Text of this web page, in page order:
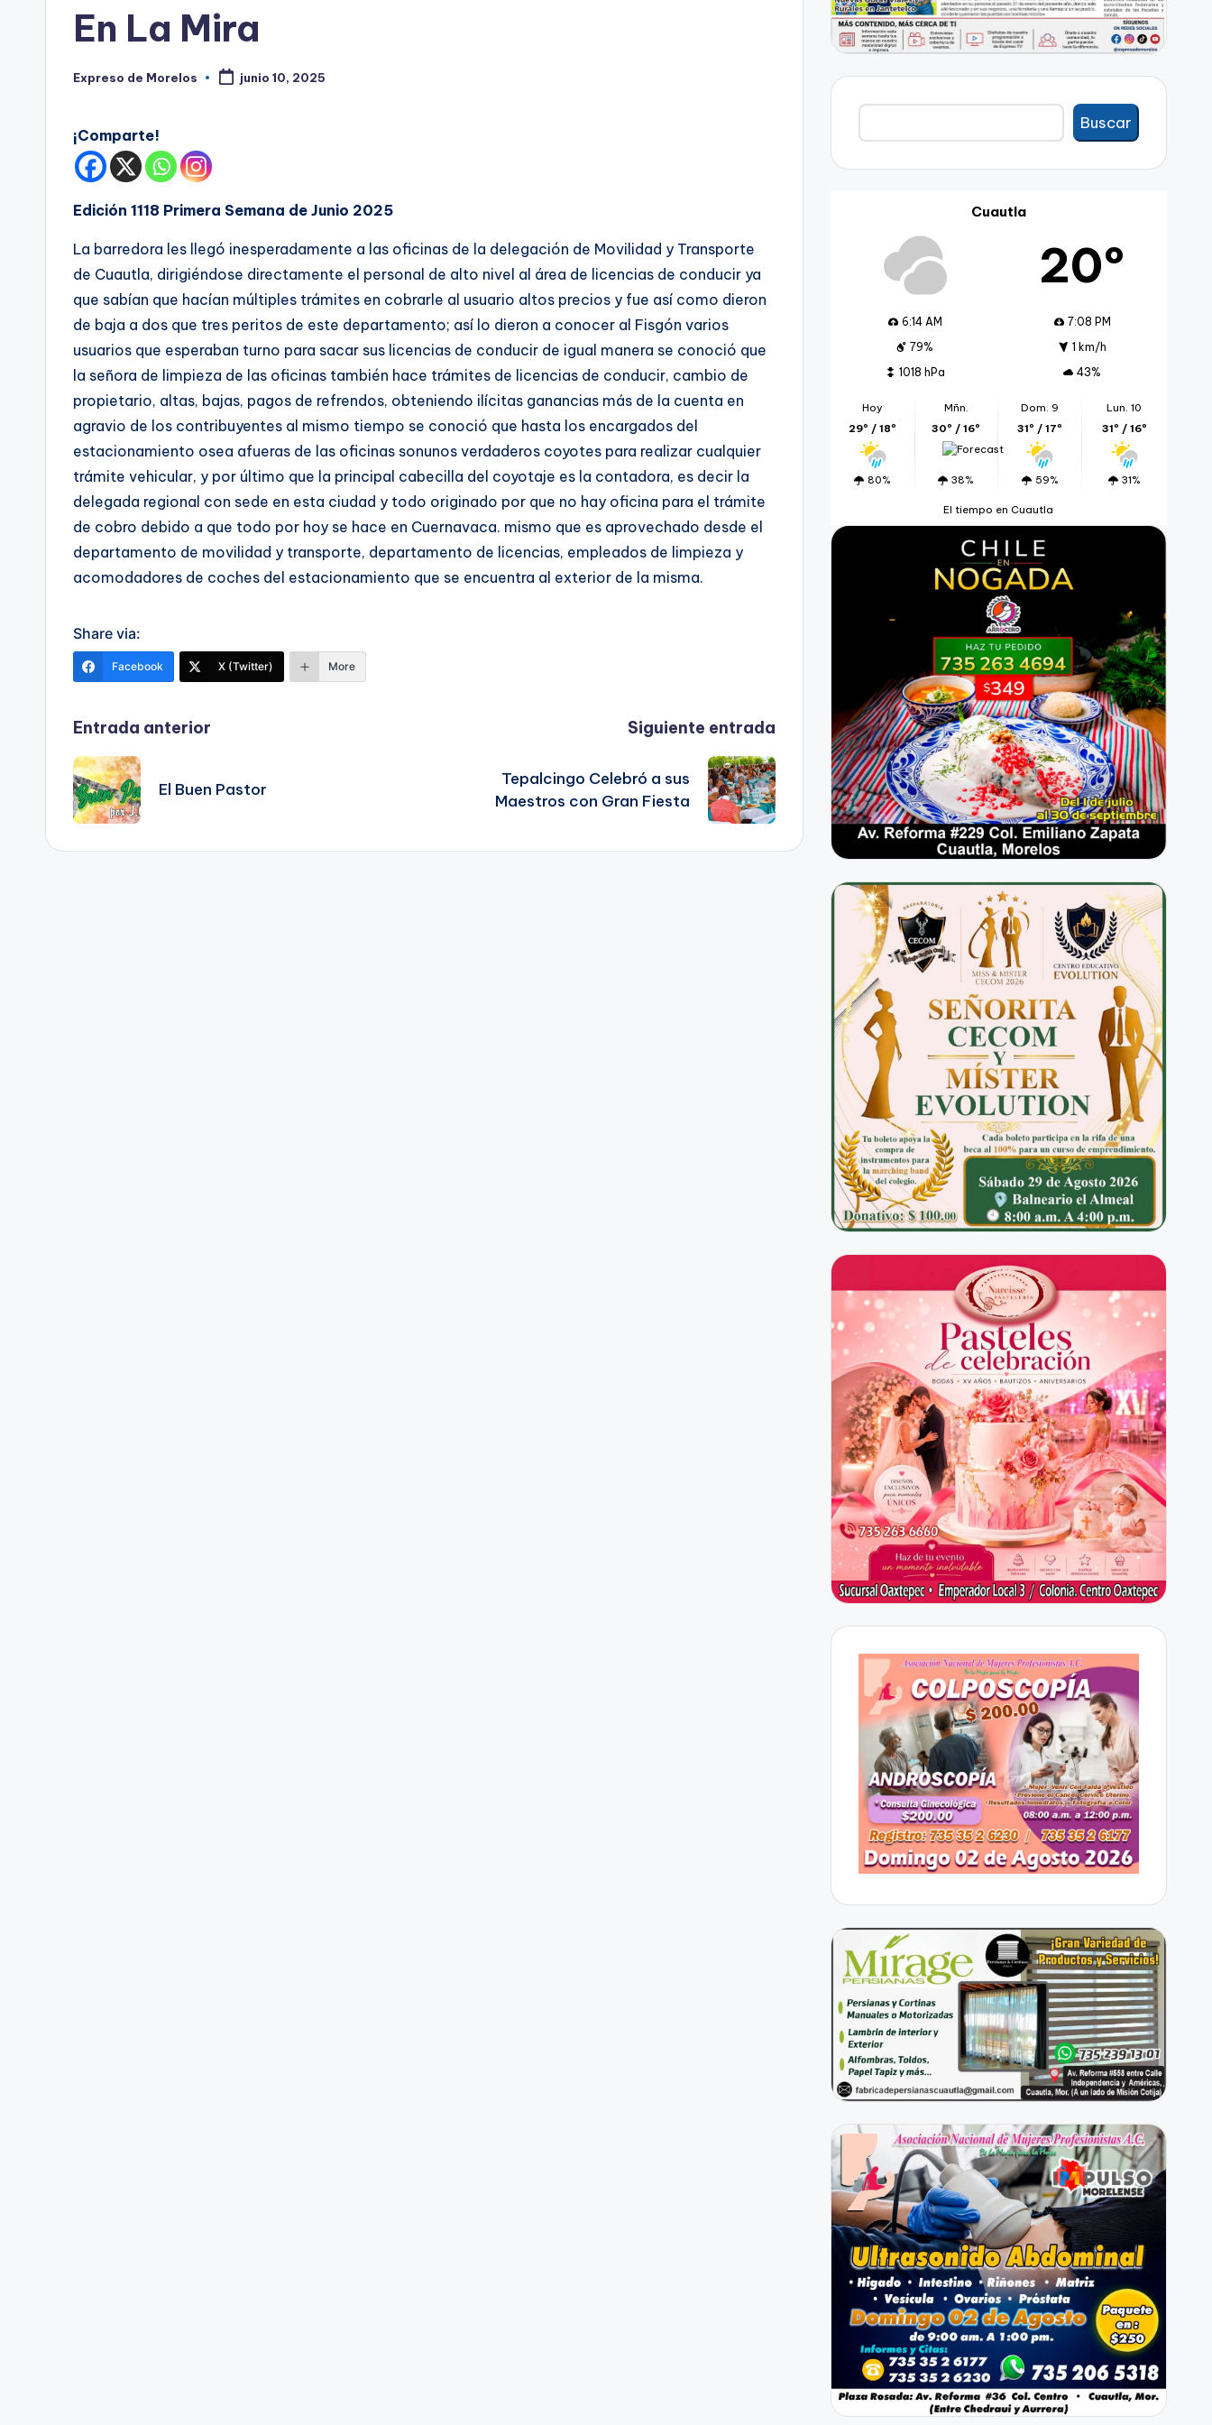
En La Mira
Publicado
Expreso de Morelos junio 10, 2025
¡Comparte!
Edición 1118 Primera Semana de Junio 2025
La barredora les llegó inesperadamente a las oficinas de la delegación de Movilidad y Transporte
de Cuautla, dirigiéndose directamente el personal de alto nivel al área de licencias de conducir ya
que sabían que hacían múltiples trámites en cobrarle al usuario altos precios y fue así como dieron
de baja a dos que tres peritos de este departamento; así lo dieron a conocer al Fisgón varios
usuarios que esperaban turno para sacar sus licencias de conducir de igual manera se conoció que
la señora de limpieza de las oficinas también hace trámites de licencias de conducir, cambio de
propietario, altas, bajas, pagos de refrendos, obteniendo ilícitas ganancias más de la cuenta en
agravio de los contribuyentes al mismo tiempo se conoció que hasta los encargados del
estacionamiento osea afueras de las oficinas sonunos verdaderos coyotes para realizar cualquier
trámite vehicular, y por último que la principal cabecilla del coyotaje es la contadora, es decir la
delegada regional con sede en esta ciudad y todo originado por que no hay oficina para el trámite
de cobro debido a que todo por hoy se hace en Cuernavaca. mismo que es aprovechado desde el
departamento de movilidad y transporte, departamento de licencias, empleados de limpieza y
acomodadores de coches del estacionamiento que se encuentra al exterior de la misma.
Share via:
Facebook X (Twitter) More
Navegación
de
entradas
Entrada anterior
El Buen Pastor
Siguiente entrada
Tepalcingo Celebró a sus
Maestros con Gran Fiesta
Buscar
Buscar
Cuautla
20º
6:14 AM
7:08 PM
79%
1 km/h
1018 hPa
43%
Hoy
29º / 18º
80%
Mñn.
30º / 16º
38%
Dom. 9
31º / 17º
59%
Lun. 10
31º / 16º
31%
El tiempo en Cuautla